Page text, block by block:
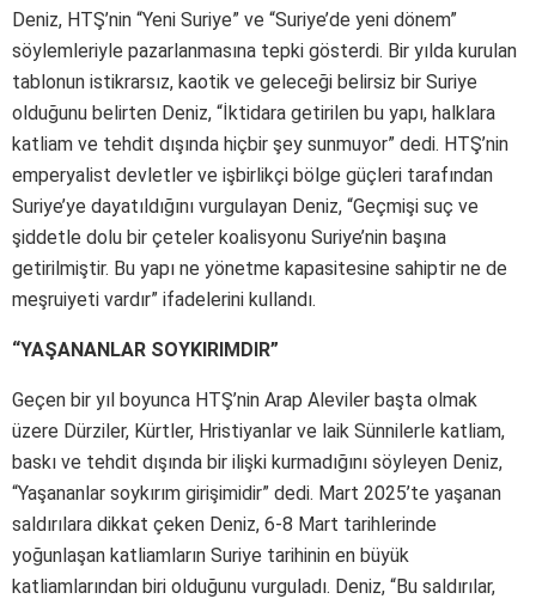
Deniz, HTŞ’nin “Yeni Suriye” ve “Suriye’de yeni dönem”
söylemleriyle pazarlanmasına tepki gösterdi. Bir yılda kurulan
tablonun istikrarsız, kaotik ve geleceği belirsiz bir Suriye
olduğunu belirten Deniz, “İktidara getirilen bu yapı, halklara
katliam ve tehdit dışında hiçbir şey sunmuyor” dedi. HTŞ’nin
emperyalist devletler ve işbirlikçi bölge güçleri tarafından
Suriye’ye dayatıldığını vurgulayan Deniz, “Geçmişi suç ve
şiddetle dolu bir çeteler koalisyonu Suriye’nin başına
getirilmiştir. Bu yapı ne yönetme kapasitesine sahiptir ne de
meşruiyeti vardır” ifadelerini kullandı.
“YAŞANANLAR SOYKIRIMDIR”
Geçen bir yıl boyunca HTŞ’nin Arap Aleviler başta olmak
üzere Dürziler, Kürtler, Hristiyanlar ve laik Sünnilerle katliam,
baskı ve tehdit dışında bir ilişki kurmadığını söyleyen Deniz,
“Yaşananlar soykırım girişimidir” dedi. Mart 2025’te yaşanan
saldırılara dikkat çeken Deniz, 6-8 Mart tarihlerinde
yoğunlaşan katliamların Suriye tarihinin en büyük
katliamlarından biri olduğunu vurguladı. Deniz, “Bu saldırılar,